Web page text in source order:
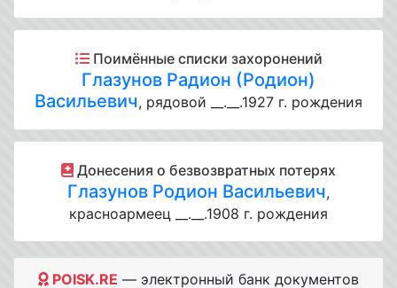
Поимённые списки захоронений
Глазунов Радион (Родион)
Васильевич, рядовой __.__.1927 г. рождения
Донесения о безвозвратных потерях
Глазунов Родион Васильевич,
красноармеец __.__.1908 г. рождения
POISK.RE — электронный банк документов